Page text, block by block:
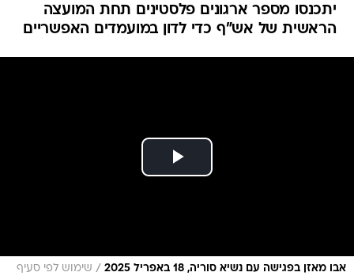
יתכנסו מספר ארגונים פלסטינים תחת המועצה
הראשית של אש"ף כדי לדון במועמדים האפשריים
אבו מאזן בפגישה עם נשיא סוריה, 18 באפריל 2025 / שימוש לפי סעיף